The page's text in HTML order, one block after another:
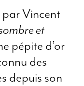
Vincent
et
pépite d’or
des
depuis son